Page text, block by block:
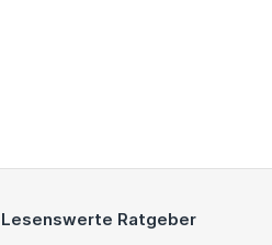
Lesenswerte Ratgeber